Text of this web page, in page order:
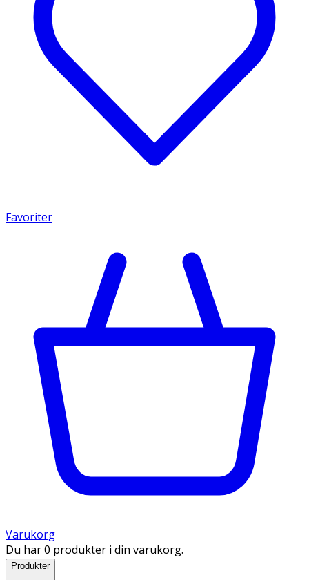
Favoriter
Varukorg
Du har 0 produkter i din varukorg.
Produkter